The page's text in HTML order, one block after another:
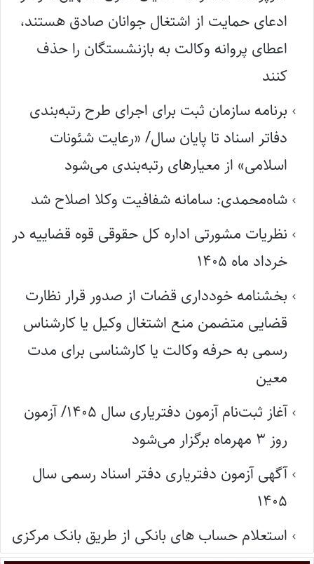
ادعای حمایت از اشتغال جوانان صادق هستند،
اعطای پروانه وکالت به بازنشستگان را حذف
کنند
برنامه سازمان ثبت برای اجرای طرح رتبه‌بندی
دفاتر اسناد تا پایان سال/ «رعایت شئونات
اسلامی» از معیارهای رتبه‌بندی می‌شود
شاه‌محمدی: سامانه شفافیت وکلا اصلاح شد
نظریات مشورتی اداره کل حقوقی قوه قضاییه در
خرداد ماه ۱۴۰۵
بخشنامه خودداری قضات از صدور قرار نظارت
قضایی متضمن منع اشتغال وکیل یا کارشناس
رسمی به حرفه وکالت یا کارشناسی برای مدت
معین
آغاز ثبت‌نام آزمون دفتریاری سال ۱۴۰۵/ آزمون
روز ۳ مهرماه برگزار می‌شود
آگهی آزمون دفتریاری دفتر اسناد رسمی سال
۱۴۰۵
استعلام حساب های بانکی از طریق بانک مرکزی